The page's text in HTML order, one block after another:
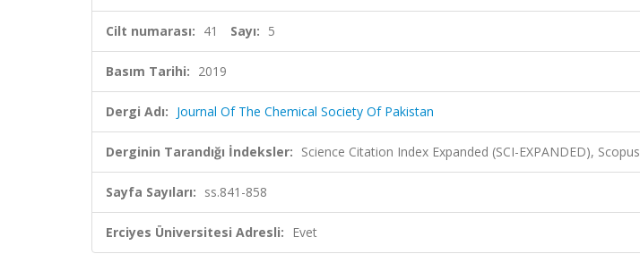
Cilt numarası: 41 Sayı: 5
Basım Tarihi: 2019
Dergi Adı: Journal Of The Chemical Society Of Pakistan
Derginin Tarandığı İndeksler: Science Citation Index Expanded (SCI-EXPANDED), Scopus
Sayfa Sayıları: ss.841-858
Erciyes Üniversitesi Adresli: Evet